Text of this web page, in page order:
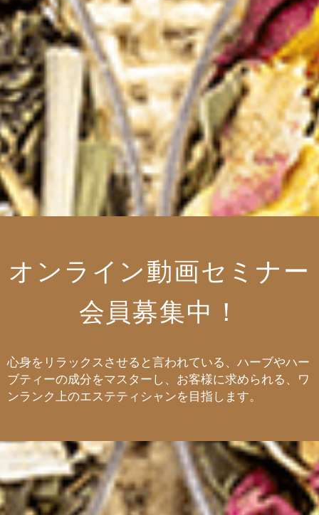
オンライン動画セミナー
会員募集中！
心身をリラックスさせると言われている、ハーブやハー
ブティーの成分をマスターし、 お客様に求められる、ワ
ンランク上のエステティシャンを目指します。